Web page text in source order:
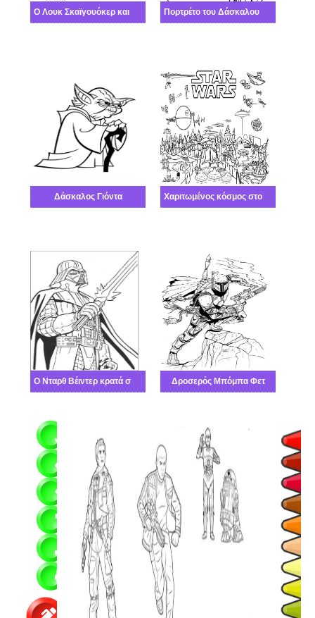
Ο Λουκ Σκαϊγουόκερ και οι φίλοι του Πορτρέτο του Δάσκαλου Γιόντα
Δάσκαλος Γιόντα Χαριτωμένος κόσμος στο Πόλεμος των άστρων
Ο Νταρθ Βέιντερ κρατά σπαθί λέιζερ Δροσερός Μπόμπα Φετ